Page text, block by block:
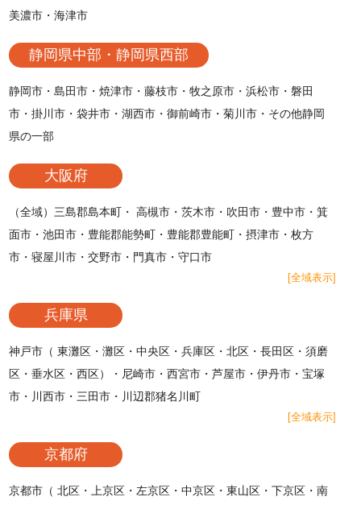
美濃市・海津市
静岡県中部・静岡県西部
静岡市・島田市・焼津市・藤枝市・牧之原市・浜松市・磐田
市・掛川市・袋井市・湖西市・御前崎市・菊川市・その他静岡
県の一部
大阪府
（全域）三島郡島本町・ 高槻市・茨木市・吹田市・豊中市・箕
面市・池田市・豊能郡能勢町・豊能郡豊能町・摂津市・枚方
市・寝屋川市・交野市・門真市・守口市
[全域表示]
兵庫県
神戸市（ 東灘区・灘区・中央区・兵庫区・北区・長田区・須磨
区・垂水区・西区）・尼崎市・西宮市・芦屋市・伊丹市・宝塚
市・川西市・三田市・川辺郡猪名川町
[全域表示]
京都府
京都市（ 北区・上京区・左京区・中京区・東山区・下京区・南